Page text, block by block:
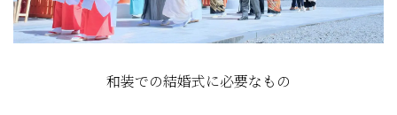
和装での結婚式に必要なもの